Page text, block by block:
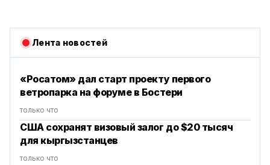
Лента новостей
«Росатом» дал старт проекту первого
ветропарка на форуме в Бостери
только что
США сохранят визовый залог до $20 тысяч
для кыргызстанцев
только что